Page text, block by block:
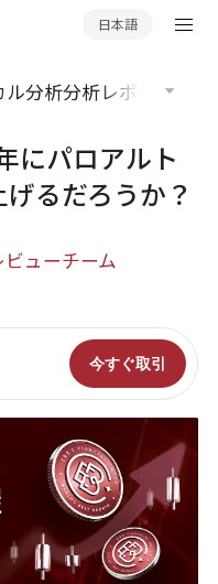
日本語
ル分析分析レポート
にパロアルト
るだろうか？
ューチーム
今すぐ取引